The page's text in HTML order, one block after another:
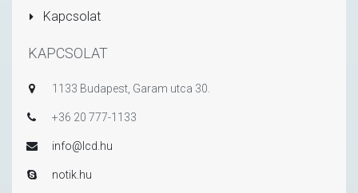
Kapcsolat
KAPCSOLAT
1133 Budapest, Garam utca 30.
+36 20 777-1133
info@lcd.hu
notik.hu